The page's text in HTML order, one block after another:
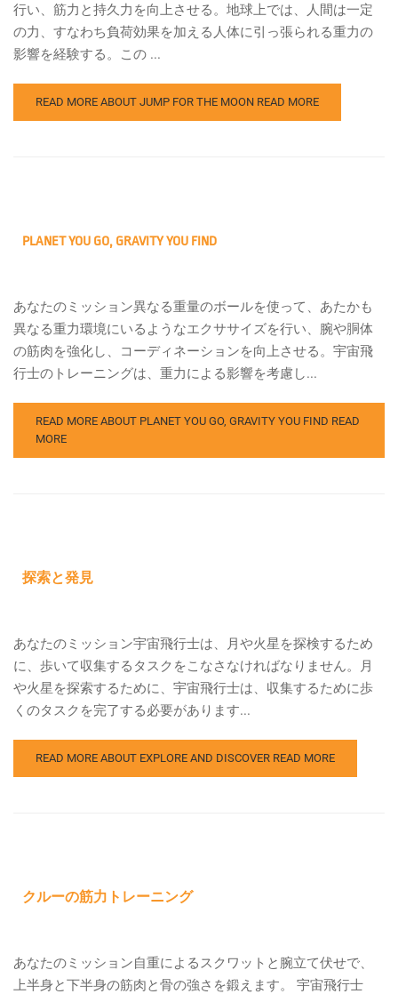
行い、筋力と持久力を向上させる。地球上では、人間は一定
の力、すなわち負荷効果を加える人体に引っ張られる重力の
影響を経験する。この ...
READ MORE ABOUT JUMP FOR THE MOON READ MORE
PLANET YOU GO, GRAVITY YOU FIND
あなたのミッション異なる重量のボールを使って、あたかも
異なる重力環境にいるようなエクササイズを行い、腕や胴体
の筋肉を強化し、コーディネーションを向上させる。宇宙飛
行士のトレーニングは、重力による影響を考慮し...
READ MORE ABOUT PLANET YOU GO, GRAVITY YOU FIND READ
MORE
探索と発見
あなたのミッション宇宙飛行士は、月や火星を探検するため
に、歩いて収集するタスクをこなさなければなりません。月
や火星を探索するために、宇宙飛行士は、収集するために歩
くのタスクを完了する必要があります...
READ MORE ABOUT EXPLORE AND DISCOVER READ MORE
クルーの筋力トレーニング
あなたのミッション自重によるスクワットと腕立て伏せで、
上半身と下半身の筋肉と骨の強さを鍛えます。 宇宙飛行士